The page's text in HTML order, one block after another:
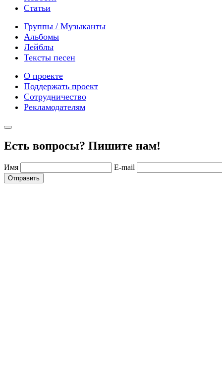
Статьи
Группы / Музыканты
Альбомы
Лейблы
Тексты песен
О проекте
Поддержать проект
Сотрудничество
Рекламодателям
Есть вопросы? Пишите нам!
Имя E-mail